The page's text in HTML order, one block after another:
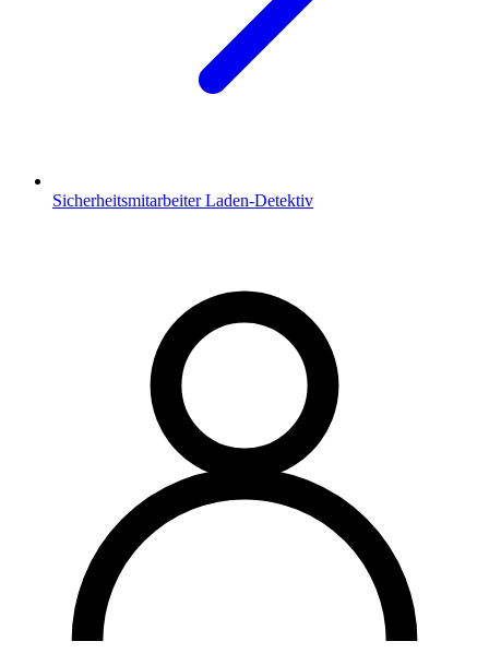
Sicherheitsmitarbeiter Laden-Detektiv